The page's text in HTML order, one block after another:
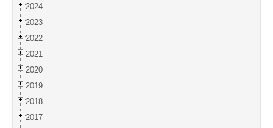
2024
2023
2022
2021
2020
2019
2018
2017